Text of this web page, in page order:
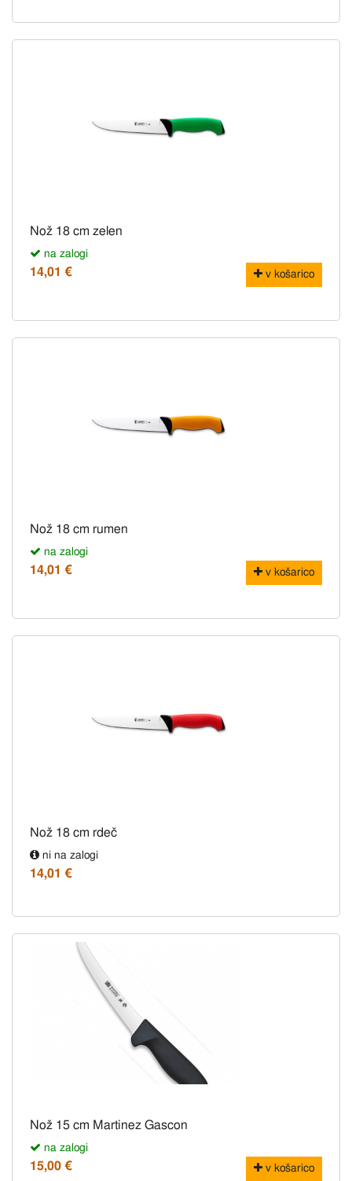
Nož 18 cm zelen
na zalogi
14,01 € v košarico
Nož 18 cm rumen
na zalogi
14,01 € v košarico
Nož 18 cm rdeč
ni na zalogi
14,01 €
Nož 15 cm Martinez Gascon
na zalogi
15,00 € v košarico